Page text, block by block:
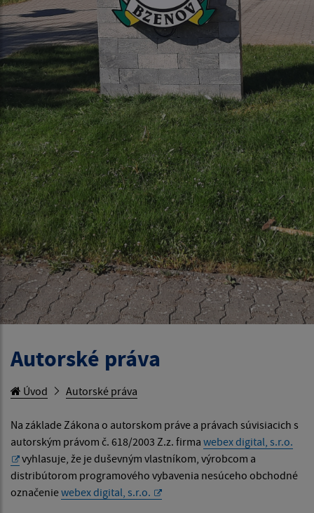
Autorské práva
Úvod Autorské práva
Na základe Zákona o autorskom práve a právach súvisiacich s
autorským právom č. 618/2003 Z.z. firma webex digital, s.r.o.
vyhlasuje, že je duševným vlastníkom, výrobcom a
distribútorom programového vybavenia nesúceho obchodné
označeniewebex digital, s.r.o.